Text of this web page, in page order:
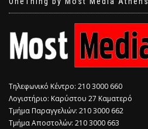
Τηλεφωνικό Κέντρο: 210 3000 660
Λογιστήριο: Καρύστου 27 Καματερό
Τμήμα Παραγγελιών: 210 3000 662
Τμήμα Αποστολών: 210 3000 663